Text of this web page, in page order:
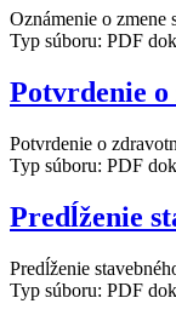
Oznámenie o zmene
Typ súboru: PDF
Potvrdenie
Potvrdenie o
Typ súboru: PDF
Predĺženie
Predĺženie
Typ súboru: PDF